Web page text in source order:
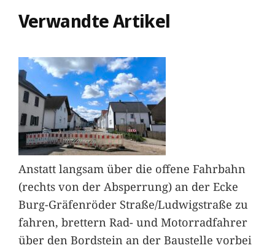
Verwandte Artikel
Anstatt langsam über die offene Fahrbahn
(rechts von der Absperrung) an der Ecke
Burg-Gräfenröder Straße/Ludwigstraße zu
fahren, brettern Rad- und Motorradfahrer
über den Bordstein an der Baustelle vorbei